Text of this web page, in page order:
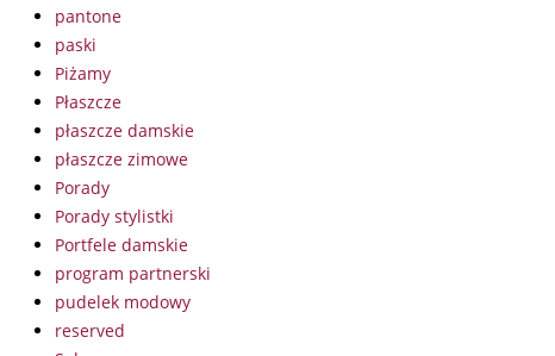
pantone
paski
Piżamy
Płaszcze
płaszcze damskie
płaszcze zimowe
Porady
Porady stylistki
Portfele damskie
program partnerski
pudelek modowy
reserved